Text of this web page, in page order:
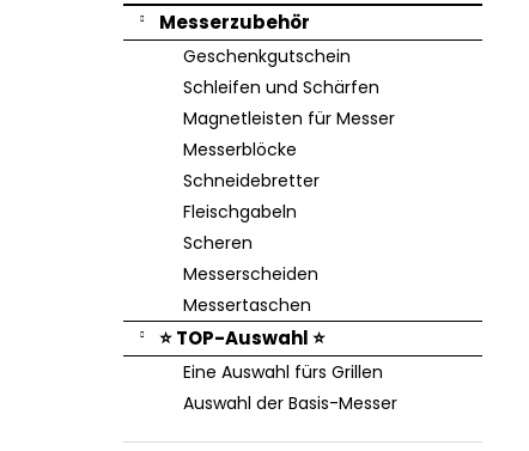
Messerzubehör
Geschenkgutschein
Schleifen und Schärfen
Magnetleisten für Messer
Messerblöcke
Schneidebretter
Fleischgabeln
Scheren
Messerscheiden
Messertaschen
⭐ TOP-Auswahl ⭐
Eine Auswahl fürs Grillen
Auswahl der Basis-Messer